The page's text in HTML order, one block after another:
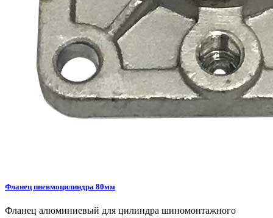
Фланец пневмоцилиндра 80мм
Фланец алюминиевый для цилиндра шиномонтажного